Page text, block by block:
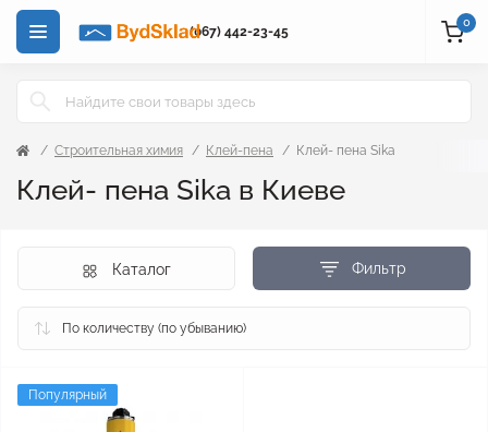
(067) 442-23-45
0
Строительная химия Клей-пена Клей- пена Sika
Клей- пена Sika в Киеве
Фильтр
Каталог
Популярный